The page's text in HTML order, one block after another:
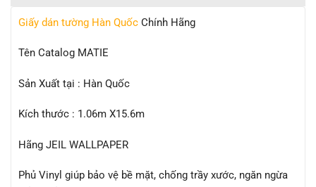
Giấy dán tường Hàn Quốc Chính Hãng
Tên Catalog MATIE
Sản Xuất tại : Hàn Quốc
Kích thước : 1.06m X15.6m
Hãng JEIL WALLPAPER
Phủ Vinyl giúp bảo vệ bề mặt, chống trầy xước, ngăn ngừa